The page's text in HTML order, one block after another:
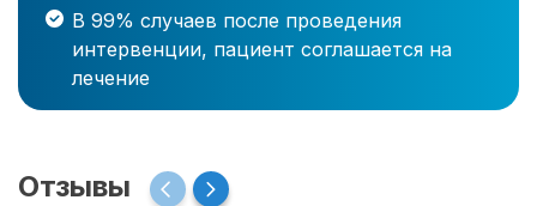
В 99% случаев после проведения
интервенции, пациент соглашается на
лечение
Отзывы